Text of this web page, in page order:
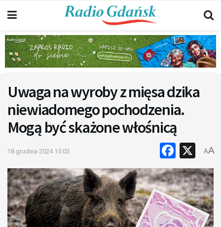
Uwaga na wyroby z mięsa dzika
niewiadomego pochodzenia.
Mogą być skażone włośnicą
18 grudnia 2024 15:03 X
AA